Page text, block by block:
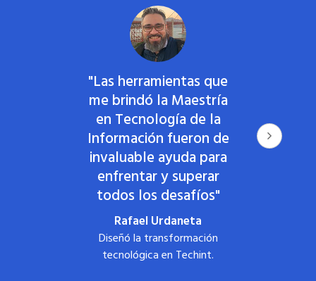
"Las herramientas que
me brindó la Maestría
en Tecnología de la
Información fueron de
invaluable ayuda para
enfrentar y superar
todos los desafíos"
Rafael Urdaneta
Diseñó la transformación
tecnológica en Techint.